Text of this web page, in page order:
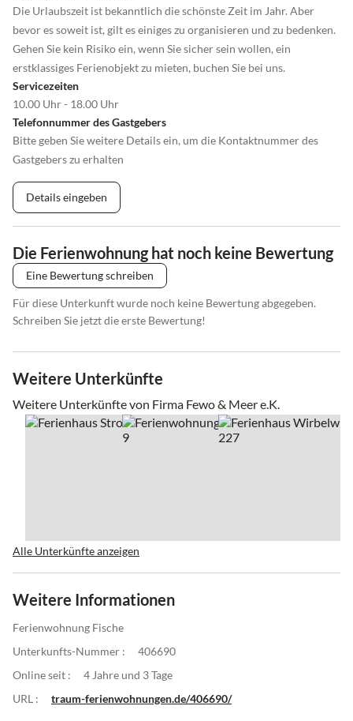
Die Urlaubszeit ist bekanntlich die schönste Zeit im Jahr. Aber
bevor es soweit ist, gilt es einiges zu organisieren und zu bedenken.
Gehen Sie kein Risiko ein, wenn Sie sicher sein wollen, ein
erstklassiges Ferienobjekt zu mieten, buchen Sie bei uns.
Servicezeiten
10.00 Uhr - 18.00 Uhr
Telefonnummer des Gastgebers
Bitte geben Sie weitere Details ein, um die Kontaktnummer des
Gastgebers zu erhalten
Details eingeben
Die Ferienwohnung hat noch keine Bewertung
Eine Bewertung schreiben
Für diese Unterkunft wurde noch keine Bewertung abgegeben.
Schreiben Sie jetzt die erste Bewertung!
Weitere Unterkünfte
Weitere Unterkünfte von Firma Fewo & Meer e.K.
Alle Unterkünfte anzeigen
Weitere Informationen
Ferienwohnung Fische
Unterkunfts-Nummer :
406690
Online seit :
4 Jahre und 3 Tage
URL :
traum-ferienwohnungen.de/406690/